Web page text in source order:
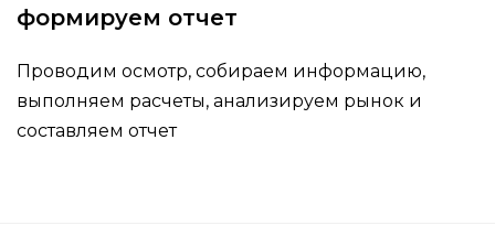
формируем отчет
Проводим осмотр, собираем информацию,
выполняем расчеты, анализируем рынок и
составляем отчет